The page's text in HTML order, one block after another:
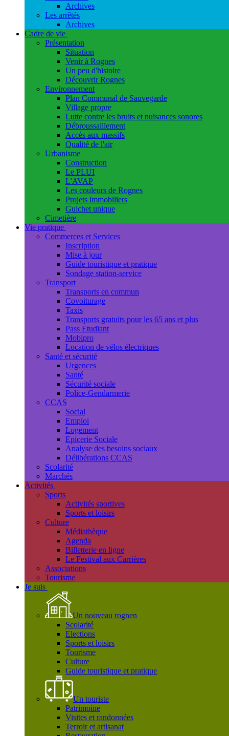
Archives
Les arrêtés
Archives
Cadre de vie
Présentation
Situation
Venir à Rognes
Un peu d'histoire
Découvrir Rognes
Environnement
Plan Communal de Sauvegarde
Village propre
Lutte contre les bruits et nuisances sonores
Débroussaillement
Accès aux massifs
Qualité de l'air
Urbanisme
Construction
Le PLUI
L'AVAP
Les couleurs de Rognes
Projets immobiliers
Guichet unique
Cimetière
Vie pratique
Commerces et Services
Inscription
Mise à jour
Guide touristique et pratique
Sondage station-service
Transport
Transports en commun
Covoiturage
Taxis
Transports gratuits pour les 65 ans et plus
Pass Etudiant
Mobipro
Location de vélos électriques
Santé et sécurité
Urgences
Santé
Sécurité sociale
Police-Gendarmerie
CCAS
Social
Emploi
Logement
Epicerie Sociale
Analyse des besoins sociaux
Délibérations CCAS
Scolarité
Marchés
Activités
Sports
Activités sportives
Sports et loisirs
Culture
Médiathèque
Agenda
Billetterie en ligne
Le Festival aux Carrières
Associations
Tourisme
Je suis
Un nouveau rognen
Scolarité
Elections
Sports et loisirs
Tourisme
Culture
Guide touristique et pratique
Un touriste
Patrimoine
Visites et randonnées
Terroir et artisanat